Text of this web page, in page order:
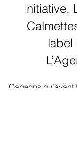
initiative,
label
Gageons qu’avant